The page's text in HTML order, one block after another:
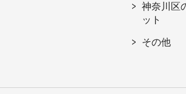
神奈川区
ット
その他